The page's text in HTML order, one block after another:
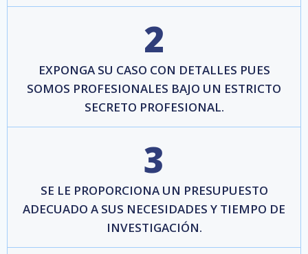
2
EXPONGA SU CASO CON DETALLES PUES
SOMOS PROFESIONALES BAJO UN ESTRICTO
SECRETO PROFESIONAL.
3
SE LE PROPORCIONA UN PRESUPUESTO
ADECUADO A SUS NECESIDADES Y TIEMPO DE
INVESTIGACIÓN.